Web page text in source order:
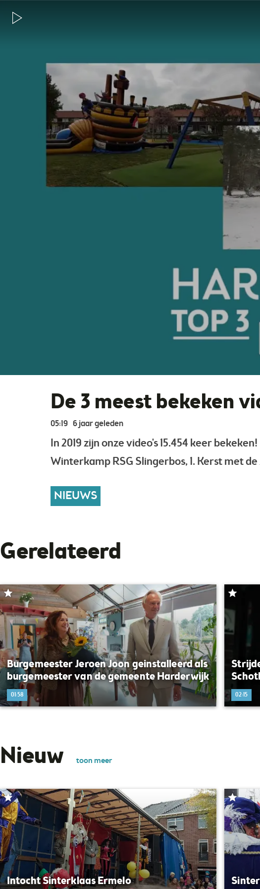
De 3 meest bekeken
05:19 6 jaar geleden
In 2019 zijn onze video's 15.454 keer
Winterkamp RSG Slingerbos, 1. Kerst met
NIEUWS
Gerelateerd
Burgemeester Jeroen Joon geinstalleerd als
burgemeester van de gemeente Harderwijk
01:58 02:15
Nieuw toon meer
Intocht Sinterklaas Ermelo